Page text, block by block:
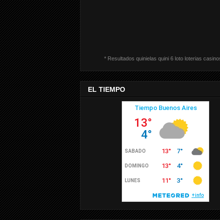
* Resultados quinielas quini 6 loto loterias
EL TIEMPO